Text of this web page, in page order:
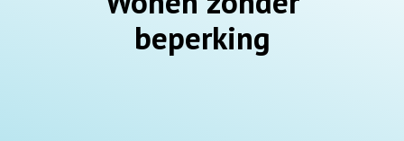
beperking